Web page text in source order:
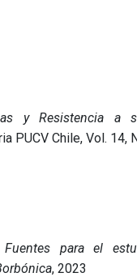
y Resistencia a
PUCV Chile, Vol. 14,
Fuentes para el
, 2023